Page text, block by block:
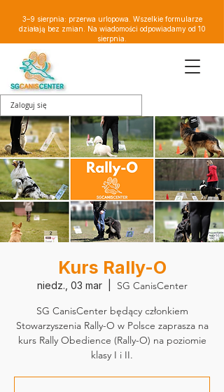
3–9 sierpnia: przerwa urlopowa. Wszelkie formularze
działają bez zmian. Na wiadomości odpowiadamy od 10
sierpnia.
Zaloguj się
Kurs Rally-O
niedz., 03 mar
  |
SG CanisCenter
SG CanisCenter będący członkiem
Stowarzyszenia Rally-O w Polsce zaprasza na
kurs Rally Obedience (Rally-O) na poziomie
klasy I i II.